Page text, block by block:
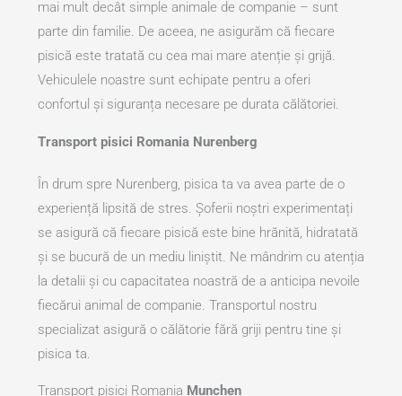
mai mult decât simple animale de companie – sunt
parte din familie. De aceea, ne asigurăm că fiecare
pisică este tratată cu cea mai mare atenție și grijă.
Vehiculele noastre sunt echipate pentru a oferi
confortul și siguranța necesare pe durata călătoriei.
Transport pisici Romania Nurenberg
În drum spre Nurenberg, pisica ta va avea parte de o
experiență lipsită de stres. Șoferii noștri experimentați
se asigură că fiecare pisică este bine hrănită, hidratată
și se bucură de un mediu liniștit. Ne mândrim cu atenția
la detalii și cu capacitatea noastră de a anticipa nevoile
fiecărui animal de companie. Transportul nostru
specializat asigură o călătorie fără griji pentru tine și
pisica ta.
Transport pisici Romania Munchen